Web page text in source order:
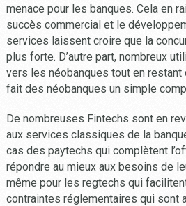
menace pour les banques. Cela en
succès commercial et le
services laissent croire que la
plus forte. D’autre part, nombreux
vers les néobanques tout en restant
fait des néobanques un simple
De nombreuses Fintechs sont en
aux services classiques de la
cas des paytechs qui complètent
répondre au mieux aux besoins de
même pour les regtechs qui
contraintes réglementaires qui sont